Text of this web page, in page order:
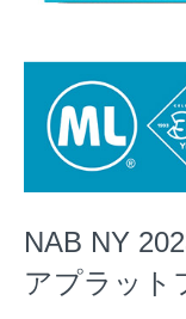
NAB NY
アプラット